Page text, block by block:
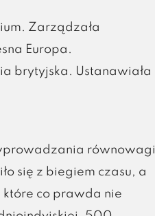
Zarządzała
Europa.
brytyjska. Ustanawiała
równowagi
się z biegiem czasu, a
które co prawda nie